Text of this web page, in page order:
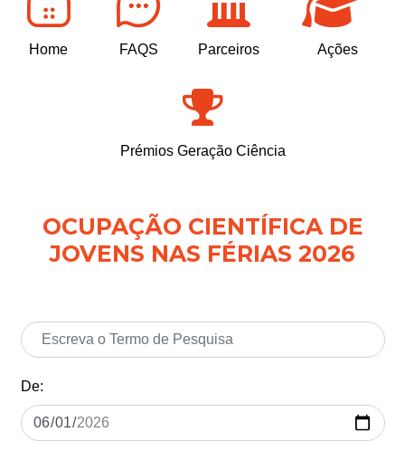
Home FAQS Parceiros Ações
Prémios Geração Ciência
OCUPAÇÃO CIENTÍFICA DE
JOVENS NAS FÉRIAS 2026
De: